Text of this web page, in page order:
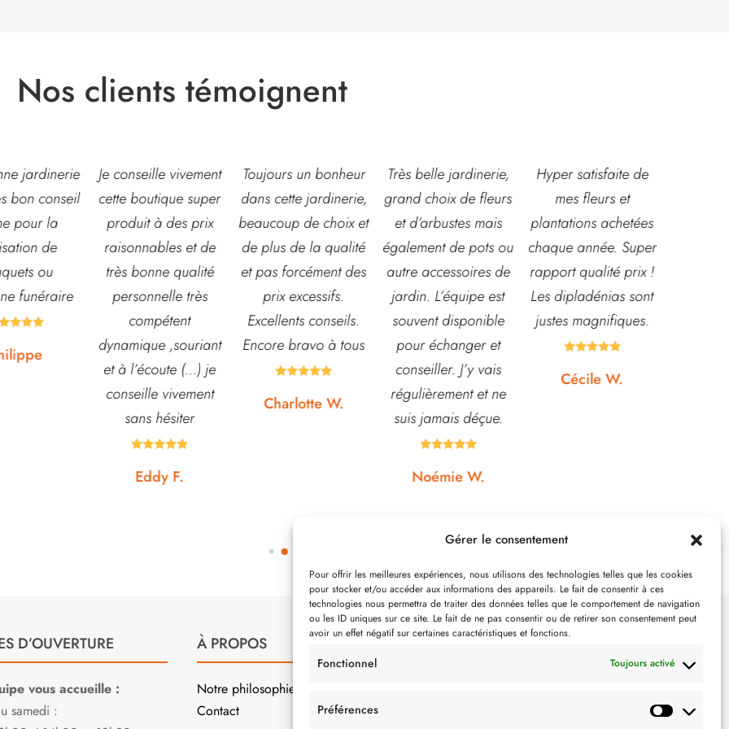
Gérer le consentement
Pour offrir les meilleures expériences, nous utilisons des technologies telles que les cookies
pour stocker et/ou accéder aux informations des appareils. Le fait de consentir à ces
technologies nous permettra de traiter des données telles que le comportement de navigation
ou les ID uniques sur ce site. Le fait de ne pas consentir ou de retirer son consentement peut
avoir un effet négatif sur certaines caractéristiques et fonctions.
Fonctionnel Toujours activé
Préférences
Nos clients témoignent
vivement
super
à des prix
et de
qualité
très
,souriant
(...) je
Toujours un bonheur
dans cette jardinerie,
beaucoup de choix et
de plus de la qualité
et pas forcément des
prix excessifs.
Excellents conseils.
Encore bravo à tous
 
Charlotte W.
Très belle jardinerie,
grand choix de fleurs
et d’arbustes mais
également de pots ou
autre accessoires de
jardin. L’équipe est
souvent disponible
pour échanger et
conseiller. J’y vais
régulièrement et ne
Hyper satisfaite de
mes fleurs et
plantations achetées
chaque année. Super
rapport qualité prix !
Les dipladénias sont
justes magnifiques.

Cécile W.
Composition
magnifique pour le
baptême et le
mariage!
Bouquet mariée,
centre de table et
Bouquet table
d'honneur.
Rapport qualité-prix,
D’OUVERTURE
vous accueille :
samedi :
À PROPOS
Notre philosophie
Contact
SUIVEZ-NOUS